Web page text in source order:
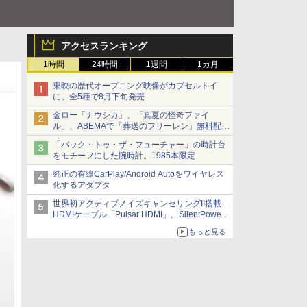
アクセスランキング
1時間 24時間 1週間 1カ月
東映の歴代オープニング映像がカプセルトイ
に。全5種で8月下旬発売
金ロー「ナウシカ」、「真夏の怪奇ファイ
ル」、ABEMAで「葬送のフリーレン」無料配信
など。夏の特番・配信情報
「バック・トゥ・ザ・フューチャー」の時計台
をモチーフにした腕時計。1985本限定
純正の有線CarPlay/Android Autoをワイヤレス
化するアダプタ
世界初アクティブノイズキャンセリングII搭載
HDMIケーブル「Pulsar HDMI」。SilentPower
もっと見る